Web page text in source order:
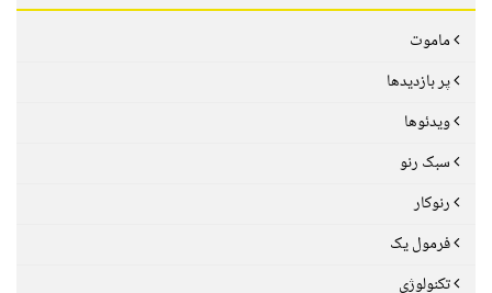
ماموت
پر بازدیدها
ویدئوها
سبک رنو
رنوکار
فرمول یک
تکنولوژی